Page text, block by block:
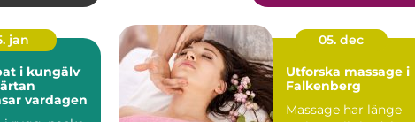
jan
i kungälv
vardagen
05. dec
Utforska massage i
Falkenberg
Massage har länge